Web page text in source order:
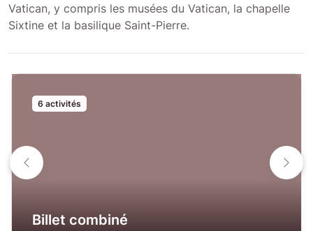
Vatican, y compris les musées du Vatican, la chapelle
Sixtine et la basilique Saint-Pierre.
6 activités
Billet combiné